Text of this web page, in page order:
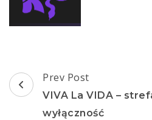
Post
Navigation
Prev Post
VIVA La VIDA –
wyłączność